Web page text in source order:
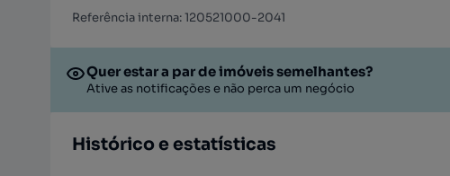
Referência interna: 120521000-2041
Quer estar a par de imóveis semelhantes?
Ative as notificações e não perca um negócio
Histórico e estatísticas